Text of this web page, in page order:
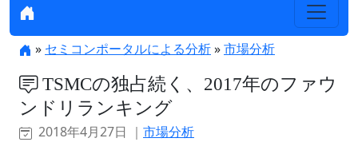
» セミコンポータルによる分析»市場分析
TSMCの独占続く、2017年のファウ
ンドリランキング
2018年4月27日 ｜ 市場分析